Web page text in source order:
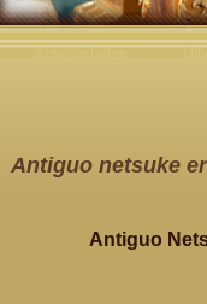
Antiguo netsuke
Antiguo